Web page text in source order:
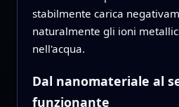
stabilmente carica
naturalmente gli ioni
nell'acqua.
Dal nanomateriale al
funzionante